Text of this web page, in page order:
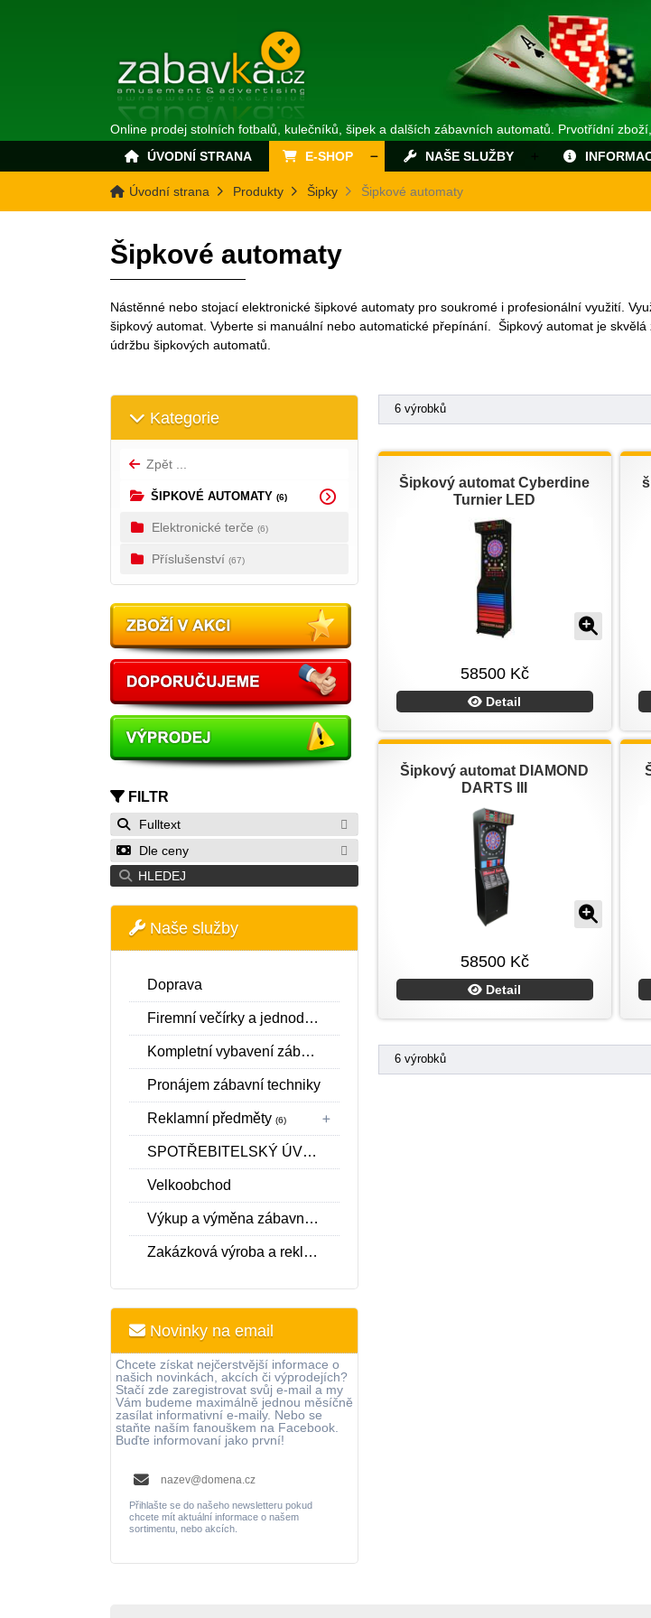
Online prodej stolních fotbalů, kulečníků, šipek a dalších zábavních automatů. Prvotřídní
ÚVODNÍ STRANA
E-SHOP NAŠE SLUŽBY
Úvodní strana Produkty Šipky Šipkové automaty
Šipkové automaty
Nástěnné nebo stojací elektronické šipkové automaty pro soukromé i profesionální využití.
šipkový automat. Vyberte si manuální nebo automatické přepínání. Šipkový automat je
údržbu šipkových automatů.
Kategorie
Zpět ...
ŠIPKOVÉ AUTOMATY (6)
Elektronické terče (6)
Příslušenství (67)
FILTR
Fulltext
Dle ceny
HLEDEJ
Naše služby
Doprava
Firemní večírky a jednodenní pronájmy
Kompletní vybavení zábavních center a realizace interiéru
Pronájem zábavní techniky
Reklamní předměty (6)
SPOTŘEBITELSKÝ ÚVĚR SPOLEČNOSTI ESSOX S.R.O.
Velkoobchod
Výkup a výměna zábavní techniky
Zakázková výroba a reklamní fotbálky
Novinky na email
Chcete získat nejčerstvější informace o
našich novinkách, akcích či výprodejích?
Stačí zde zaregistrovat svůj e-mail a my
Vám budeme maximálně jednou měsíčně
zasílat informativní e-maily. Nebo se
staňte naším fanouškem na Facebook.
Buďte informovaní jako první!
Přihlašte se do našeho newsletteru pokud
chcete mít aktuální informace o našem
sortimentu, nebo akcích.
6 výrobků
Šipkový automat Cyberdine
Turnier LED
58500 Kč
Detail
Šipkový automat DIAMOND
DARTS III
58500 Kč
Detail
6 výrobků